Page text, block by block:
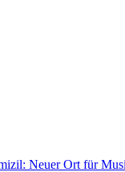
Neuer Ort für